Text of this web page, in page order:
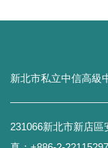
新北市私立中信高級
231066新北市新店